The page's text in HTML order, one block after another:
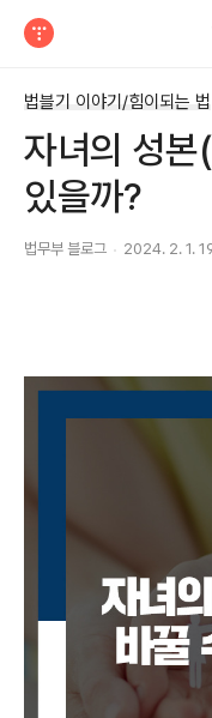
법블기 이야기/힘이되는 법
자녀의 성
있을까?
법무부 블로그 2024. 2. 1.